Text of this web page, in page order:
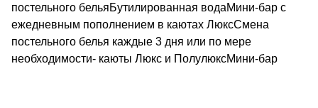
постельного бельяБутилированная водаМини-бар с
ежедневным пополнением в каютах ЛюксСмена
постельного белья каждые 3 дня или по мере
необходимости- каюты Люкс и ПолулюксМини-бар